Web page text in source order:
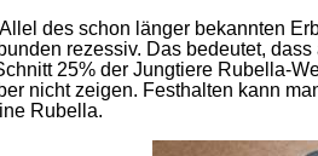
des schon länger bekannten
rezessiv. Das bedeutet,
25% der Jungtiere Rubella-
nicht zeigen. Festhalten kann
Rubella.